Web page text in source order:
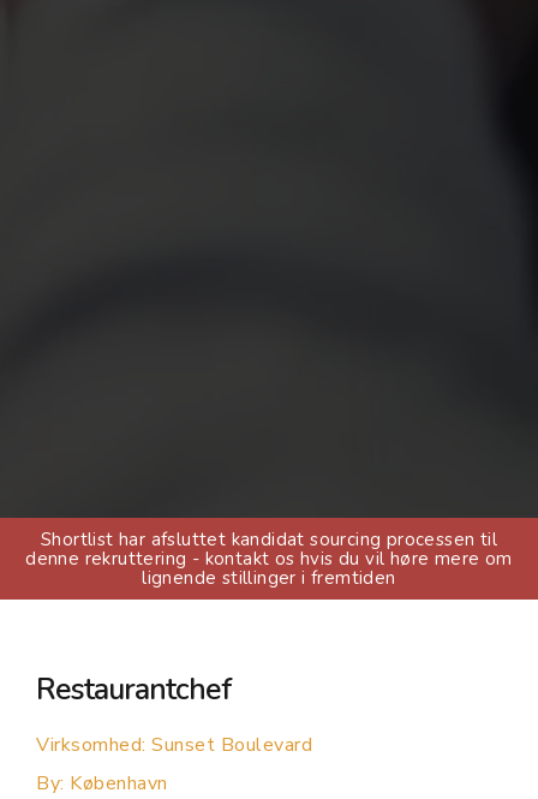
Shortlist har afsluttet kandidat sourcing processen til
denne rekruttering - kontakt os hvis du vil høre mere om
lignende stillinger i fremtiden
Restaurantchef
Virksomhed: Sunset Boulevard
By: København